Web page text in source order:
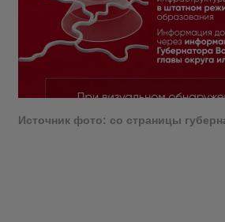
Источник фото: со страницы